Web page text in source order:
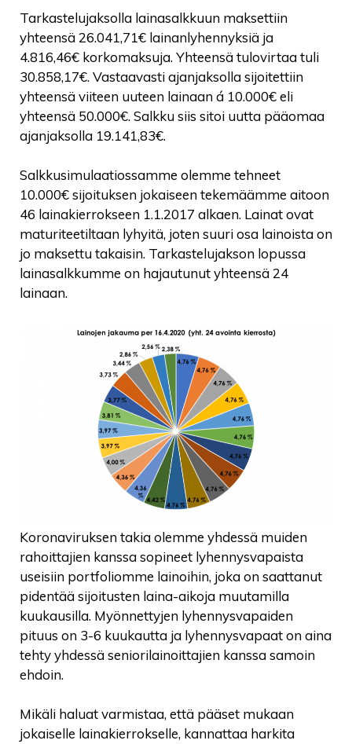
Tarkastelujaksolla lainasalkkuun maksettiin
yhteensä 26.041,71€ lainanlyhennyksiä ja
4.816,46€ korkomaksuja. Yhteensä tulovirtaa tuli
30.858,17€. Vastaavasti ajanjaksolla sijoitettiin
yhteensä viiteen uuteen lainaan á 10.000€ eli
yhteensä 50.000€. Salkku siis sitoi uutta pääomaa
ajanjaksolla 19.141,83€.
Salkkusimulaatiossamme olemme tehneet
10.000€ sijoituksen jokaiseen tekemäämme aitoon
46 lainakierrokseen 1.1.2017 alkaen. Lainat ovat
maturiteetiltaan lyhyitä, joten suuri osa lainoista on
jo maksettu takaisin. Tarkastelujakson lopussa
lainasalkkumme on hajautunut yhteensä 24
lainaan.
Koronaviruksen takia olemme yhdessä muiden
rahoittajien kanssa sopineet lyhennysvapaista
useisiin portfoliomme lainoihin, joka on saattanut
pidentää sijoitusten laina-aikoja muutamilla
kuukausilla. Myönnettyjen lyhennysvapaiden
pituus on 3-6 kuukautta ja lyhennysvapaat on aina
tehty yhdessä seniorilainoittajien kanssa samoin
ehdoin.
Mikäli haluat varmistaa, että pääset mukaan
jokaiselle lainakierrokselle, kannattaa harkita